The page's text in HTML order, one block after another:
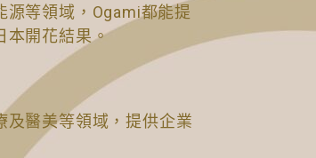
源等領域，Ogami都能提
本開花結果。
及醫美等領域，提供企業